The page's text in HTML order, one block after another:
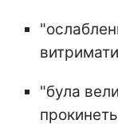
"була